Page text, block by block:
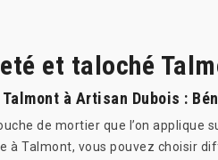
et taloché
à Artisan Dubois :
de mortier que l’on
à Talmont, vous pouvez choisir